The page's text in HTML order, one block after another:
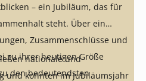
– ein Jubiläum, das für
steht. Über ein
Zusammenschlüsse und
zu ihrer heutigen Größe
den bedeutendsten
nationale und
und konnten im Jubiläumsjahr